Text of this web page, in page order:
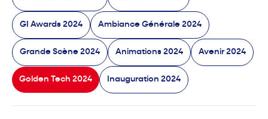
GI Awards 2024 Ambiance Générale 2024
Grande Scène 2024 Animations 2024 Avenir 2024
Golden Tech 2024 Inauguration 2024